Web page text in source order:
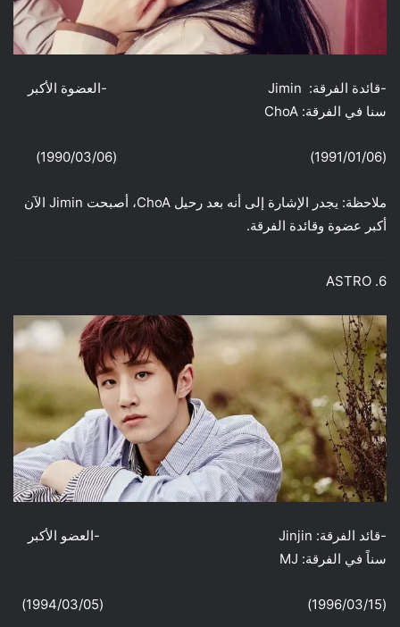
-قائدة الفرقة: Jimin -العضوة الأكبر
سنا في الفرقة: ChoA
(1991/01/06) (1990/03/06)
ملاحظة: يجدر الإشارة إلى أنه بعد رحيل ChoA، أصبحت Jimin الآن
أكبر عضوة وقائدة الفرقة.
6. ASTRO
-قائد الفرقة: Jinjin -العضو الأكبر
سناً في الفرقة: MJ
(1996/03/15) (1994/03/05)